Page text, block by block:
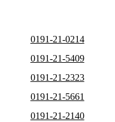
0191-21-0214
0191-21-5409
0191-21-2323
0191-21-5661
0191-21-2140